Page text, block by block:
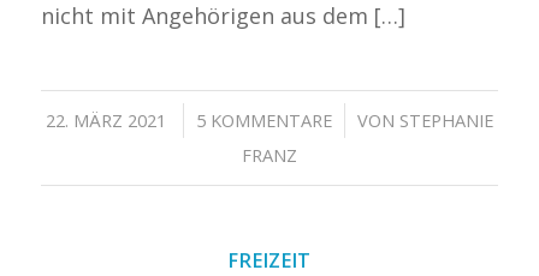
nicht mit Angehörigen aus dem […]
22. MÄRZ 2021
/ 5 KOMMENTARE
/ VON STEPHANIE
FRANZ
FREIZEIT